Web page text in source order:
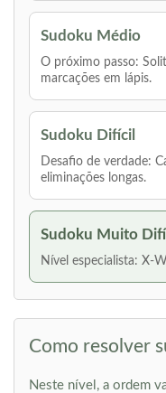
Sudoku Médio
O próximo passo:
marcações em lápis.
Sudoku Difícil
Desafio de verdade:
eliminações longas.
Sudoku Muito
Nível especialista: X-
Como resolver
Neste nível, a ordem